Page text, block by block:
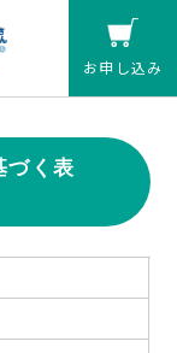
お申し込み
い)
づく表